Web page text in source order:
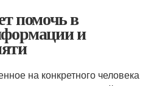
помочь в
и
на конкретного человека